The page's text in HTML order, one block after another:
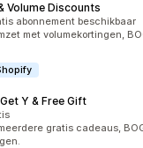
Volume Discounts
totaal
abonnement beschikbaar
met volumekortingen,
Y & Free Gift
gratis cadeaus,